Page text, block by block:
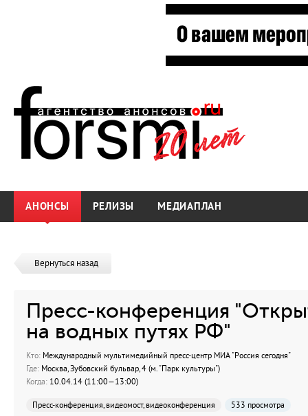
АНОНСЫ РЕЛИЗЫ МЕДИАПЛАН
Вернуться назад
Пресс-конференция
на водных путях РФ"
Кто: Международный мультимедийный пресс-центр МИА "Россия сегодня"
Где: Москва, Зубовский бульвар, 4 (м. "Парк культуры")
Когда: 10.04.14 (11:00—13:00)
Пресс-конференция, видеомост, видеоконференция 533 просмотра